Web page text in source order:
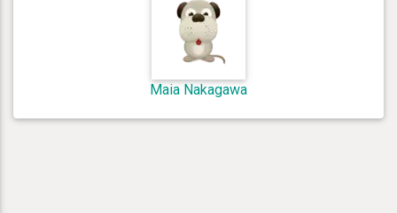
Maia Nakagawa